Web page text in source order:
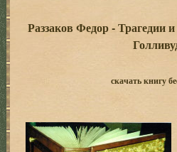
Раззаков Федор - Трагедии
скачать книгу